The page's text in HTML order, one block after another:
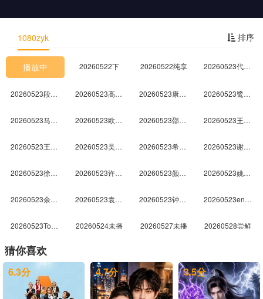
剧情简介 排序
1080zyk
20260517未播 20260522上
播放中 20260522下 20260522纯享 20260523代露娃个人舞台合集
20260523段奥娟个人舞台合集 20260523高瑞璇个人舞台合集 20260523康子奇个人舞台合集 20260523鹭卓个人舞台合集
20260523马小宇个人舞台合集 20260523欧阳娣娣个人舞台合集 20260523邵子恒个人舞台合集 20260523王安宇个人舞台合集
20260523王晓赟子个人舞台合集 20260523吴俊霆个人舞台合集 20260523希林娜依·高个人舞台合集 20260523谢可寅Shaking Chloe个人舞台合集
20260523徐艺洋个人舞台合集 20260523许馨文个人舞台合集 20260523颜安个人舞台合集 20260523姚弛个人舞台合集
20260523余宇涵个人舞台合集 20260523袁一琦个人舞台合集 20260523钟辰乐个人舞台合集 20260523en王翊恩个人舞台合集
20260523Top Barry杨博睿个人舞台合集 20260524未播 20260527未播 20260528尝鲜
20260529上
20260531未播 20260603未播 20260604尝鲜 20260605上
猜你喜欢
6.3分 4.7分 3.5分